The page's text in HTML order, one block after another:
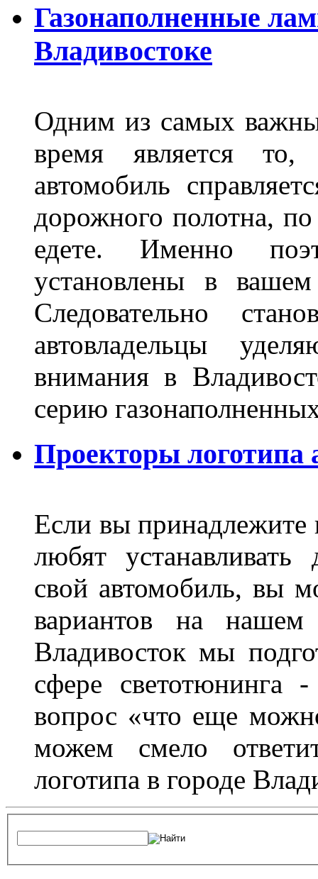
Газонаполненные
Владивостоке
Одним из самых
время является то,
автомобиль
дорожного полотна,
едете. Именно
установлены в
Следовательно
автовладельцы
внимания в
серию
Проекторы логотипа
Если вы принадлежите
любят устанавливать
свой автомобиль, вы
вариантов на
Владивосток мы
сфере светотюнинга
вопрос «что еще
можем смело
логотипа в городе